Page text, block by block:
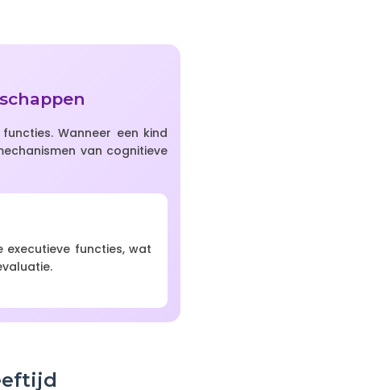
Wanneer een kind
van cognitieve
executieve functies, wat